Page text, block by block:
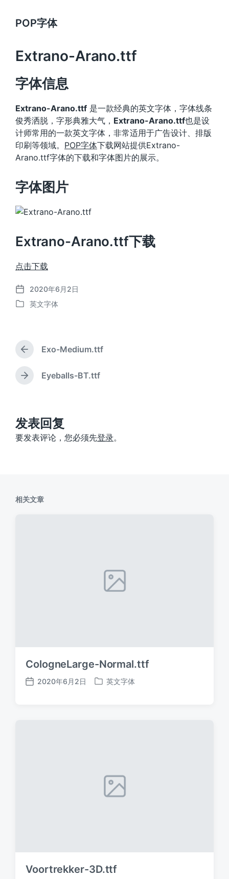
POP字体
Extrano-Arano.ttf
字体信息
Extrano-Arano.ttf 是一款经典的英文字体，字体线条
俊秀洒脱，字形典雅大气， Extrano-Arano.ttf也是设
计师常用的一款英文字体，非常适用于广告设计、排版
印刷等领域。 POP字体下载网站提供Extrano-
Arano.ttf字体的下载和字体图片的展示。
字体图片
Extrano-Arano.ttf下载
点击下载
发
布
2020年6月2日
发
英文字体
上
篇
文
章
Exo-Medium.ttf
下
：
Eyeballs-BT.ttf
发表回复
要发表评论，您必须先登录。
相关文章
CologneLarge-Normal.ttf
发
2020年6月2日
发
英文字体
Voortrekker-3D.ttf